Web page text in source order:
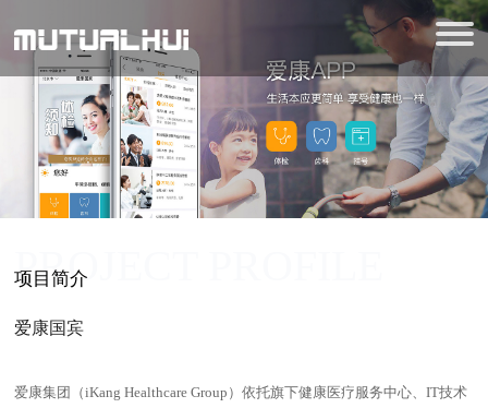
PROJECT PROFILE
项目简介
爱康国宾
爱康集团（iKang Healthcare Group）依托旗下健康医疗服务中心、IT技术